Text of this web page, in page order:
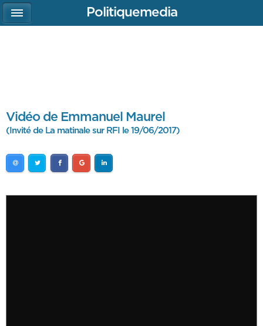
Vidéo de Emmanuel Maurel
(Invité de La matinale sur RFI le 19/06/2017)
Politiquemedia